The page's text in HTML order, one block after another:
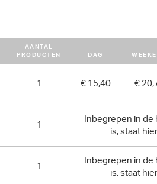
AANTAL
PRODUCTEN
DAG
1 € 15,40 €
1
Inbegrepen in de
is, staat
1
Inbegrepen in de
is, staat